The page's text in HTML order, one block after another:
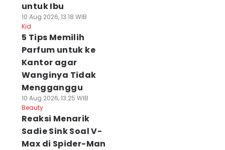
untuk Ibu
10 Aug 2026, 13:18 WIB
Kid
5 Tips Memilih
Parfum untuk ke
Kantor agar
Wanginya Tidak
Mengganggu
10 Aug 2026, 13:25 WIB
Beauty
Reaksi Menarik
Sadie Sink Soal V-
Max di Spider-Man